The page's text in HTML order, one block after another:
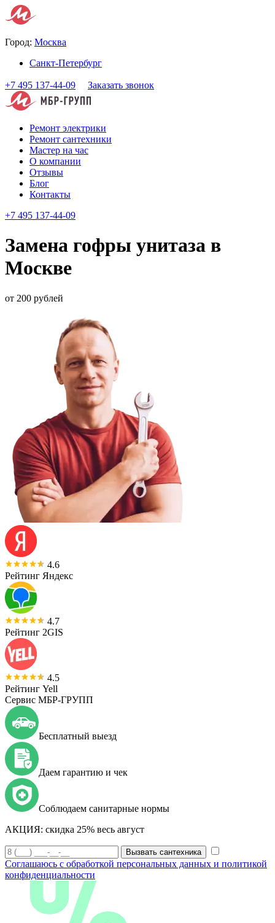
Город: Москва
Санкт-Петербург
+7 495 137-44-09 Заказать звонок
Ремонт электрики
Ремонт сантехники
Мастер на час
О компании
Отзывы
Блог
Контакты
+7 495 137-44-09
Замена гофры унитаза в
Москве
от 200 рублей
4.6
Рейтинг Яндекс
4.7
Рейтинг 2GIS
4.5
Рейтинг Yell
Сервис МБР-ГРУПП
Бесплатный выезд
Даем гарантию и чек
Соблюдаем санитарные нормы
АКЦИЯ: скидка 25% весь август
Вызвать сантехника
Соглашаюсь с обработкой персональных данных и политикой
конфиденциальности